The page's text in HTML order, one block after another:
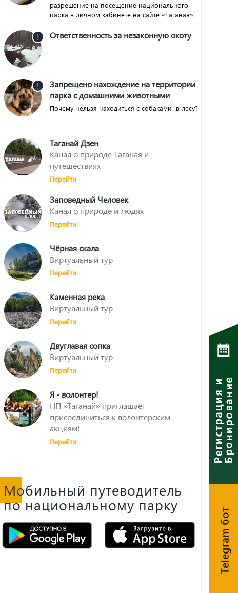
разрешение на посещение национального
парка в личном кабинете на сайте «Таганая».
Ответственность за незаконную охоту
!
Запрещено нахождение на территории
парка с домашними животными
Почему нельзя находиться с собаками в лесу?
!
Таганай Дзен
Канал о природе Таганая и
путешествиях
Перейти
Заповедный Человек
Канал о природе и людях
Перейти
Чёрная скала
Виртуальный тур
Перейти
Каменная река
Виртуальный тур
Перейти
Двуглавая сопка
Виртуальный тур
Перейти
Я - волонтер!
НП «Таганай» приглашает
присоединиться к волонтерским
акциям!
Перейти
Мобильный путеводитель
по национальному парку
Telegram бот